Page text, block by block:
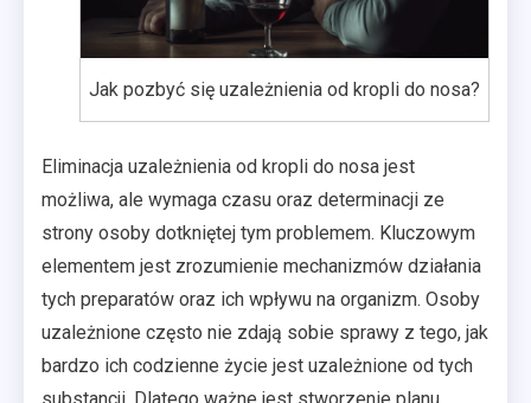
Jak pozbyć się uzależnienia od kropli do nosa?
Eliminacja uzależnienia od kropli do nosa jest
możliwa, ale wymaga czasu oraz determinacji ze
strony osoby dotkniętej tym problemem. Kluczowym
elementem jest zrozumienie mechanizmów działania
tych preparatów oraz ich wpływu na organizm. Osoby
uzależnione często nie zdają sobie sprawy z tego, jak
bardzo ich codzienne życie jest uzależnione od tych